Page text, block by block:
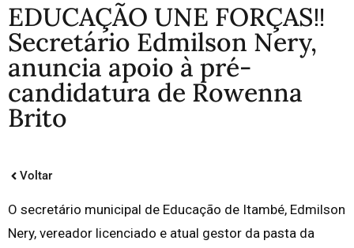
EDUCAÇÃO UNE FORÇAS‼️
Secretário Edmilson Nery,
anuncia apoio à pré-
candidatura de Rowenna
Brito
Voltar
O secretário municipal de Educação de Itambé, Edmilson
Nery, vereador licenciado e atual gestor da pasta da